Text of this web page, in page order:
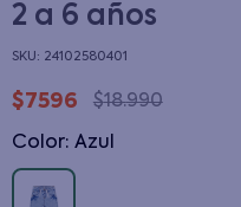
2 a 6 años
: 24102580401
$7596 $18.990
Color: azul